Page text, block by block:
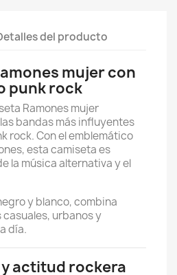
del producto
mujer con
punk rock
Ramones mujer
bandas más influyentes
rock. Con el emblemático
, esta camiseta es
la música alternativa y el
y blanco, combina
urbanos y
día.
y actitud rockera